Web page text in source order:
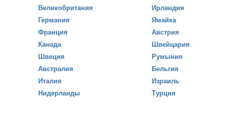
Великобритания
Германия
Франция
Канада
Швеция
Австралия
Италия
Нидерланды
Ирландия
Ямайка
Австрия
Швейцария
Румыния
Бельгия
Израиль
Турция